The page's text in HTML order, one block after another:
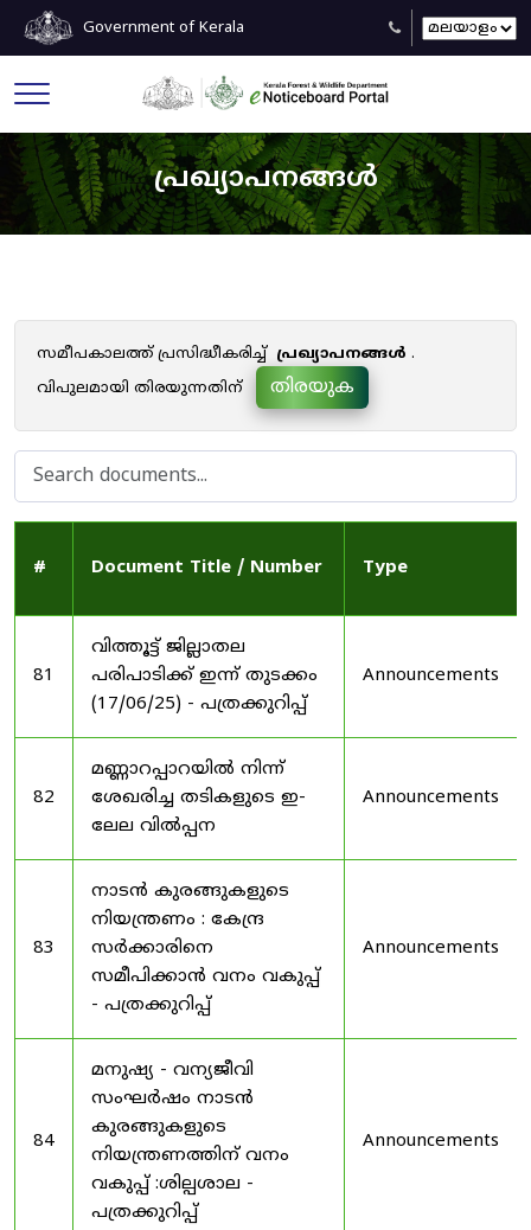
Government of Kerala
പ്രഖ്യാപനങ്ങൾ
സമീപകാലത്ത് പ്രസിദ്ധീകരിച്ച് പ്രഖ്യാപനങ്ങൾ .
വിപുലമായി തിരയുന്നതിന്
തിരയുക
# Document Title / Number Type
81
വിത്തൂട്ട് ജില്ലാതല
പരിപാടിക്ക് ഇന്ന് തുടക്കം
(17/06/25) - പത്രക്കുറിപ്പ്
Announcements
82
മണ്ണാറപ്പാറയിൽ നിന്ന്
ശേഖരിച്ച തടികളുടെ ഇ-
ലേല വിൽപ്പന
Announcements
83
നാടൻ കുരങ്ങുകളുടെ
നിയന്ത്രണം : കേന്ദ്ര
സർക്കാരിനെ
സമീപിക്കാൻ വനം വകുപ്പ്
- പത്രക്കുറിപ്പ്
Announcements
84
മനുഷ്യ - വന്യജീവി
സംഘർഷം നാടൻ
കുരങ്ങുകളുടെ
നിയന്ത്രണത്തിന് വനം
വകുപ്പ് :ശില്പശാല -
പത്രക്കുറിപ്പ്
Announcements